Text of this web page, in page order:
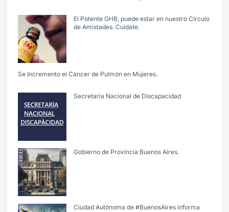
El Potente GHB, puede estar en nuestro Círculo
de Amistades. Cuidate.
Se Incremento el Cáncer de Pulmón en Mujeres.
Secretarìa Nacional de Discapacidad
Gobierno de Provincia Buenos Aires.
Ciudad Autónoma de #BuenosAires informa